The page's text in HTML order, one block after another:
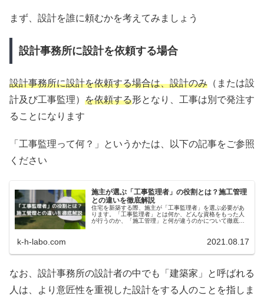
まず、設計を誰に頼むかを考えてみましょう
設計事務所に設計を依頼する場合
設計事務所に設計を依頼する場合は、設計のみ （または設
計及び工事監理） を依頼する形となり、工事は別で発注す
ることになります
「工事監理って何？」というかたは、以下の記事をご参照
ください
施主が選ぶ「工事監理者」の役割とは？施工管理
との違いを徹底解説
住宅を新築する際、施主が「工事監理者」を選ぶ必要があ
ります。「工事監理者」とは何か、どんな資格をもった人
が行うのか、「施工管理」と何が違うのかについて徹底解
k-h-labo.com 2021.08.17
なお、設計事務所の設計者の中でも「建築家」と呼ばれる
人は、より意匠性を重視した設計をする人のことを指しま